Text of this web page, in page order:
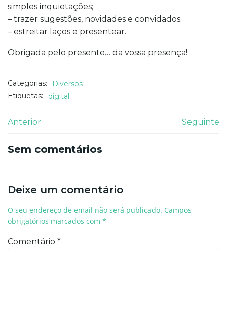
simples inquietações;
– trazer sugestões, novidades e convidados;
– estreitar laços e presentear.
Obrigada pelo presente… da vossa presença!
Categorias:
Diversos
Etiquetas:
digital
Navegação
de
Anterior Seguinte
Sem comentários
Deixe um comentário
O seu endereço de email não será publicado. Campos
obrigatórios marcados com *
Comentário *